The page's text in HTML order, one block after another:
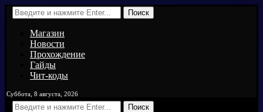
Поиск
Магазин
Новости
Прохождение
Гайды
Чит-коды
Суббота, 8 августа, 2026
Поиск